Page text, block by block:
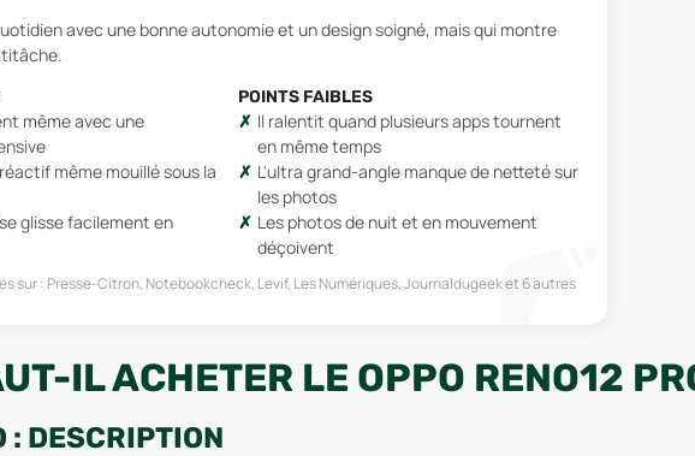
avec une bonne autonomie et un design soigné, mais qui montre
même avec une
même mouillé sous la
glisse facilement en
POINTS FAIBLES
Il ralentit quand plusieurs apps tournent
en même temps
L'ultra grand-angle manque de netteté sur
les photos
Les photos de nuit et en mouvement
déçoivent
sur : Presse-Citron, Notebookcheck, Levif, Les Numériques, Journaldugeeket 6 autres
IL ACHETER LE OPPO RENO12
: DESCRIPTION